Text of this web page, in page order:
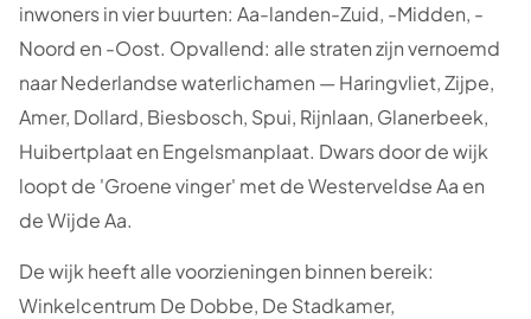
inwoners in vier buurten: Aa-landen-Zuid, -Midden, -
Noord en -Oost. Opvallend: alle straten zijn vernoemd
naar Nederlandse waterlichamen — Haringvliet, Zijpe,
Amer, Dollard, Biesbosch, Spui, Rijnlaan, Glanerbeek,
Huibertplaat en Engelsmanplaat. Dwars door de wijk
loopt de 'Groene vinger' met de Westerveldse Aa en
de Wijde Aa.
De wijk heeft alle voorzieningen binnen bereik:
Winkelcentrum De Dobbe, De Stadkamer,